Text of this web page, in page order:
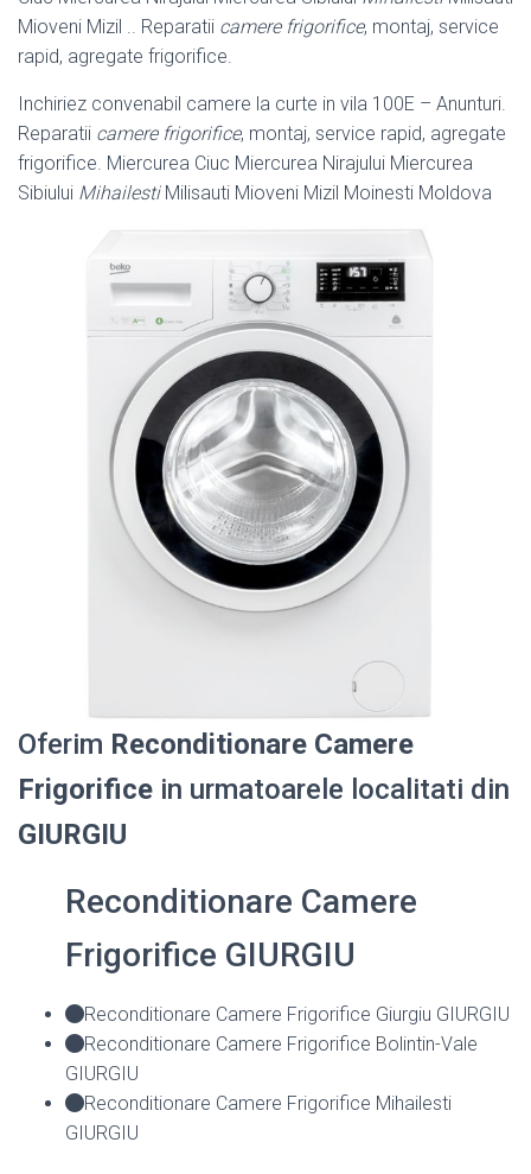
Mioveni Mizil .. Reparatii camere frigorifice, montaj, service
rapid, agregate frigorifice.
Inchiriez convenabil camere la curte in vila 100E – Anunturi.
Reparatii camere frigorifice, montaj, service rapid, agregate
frigorifice. Miercurea Ciuc Miercurea Nirajului Miercurea
Sibiului MihailestiMilisauti Mioveni Mizil Moinesti Moldova
Oferim Reconditionare Camere
Frigorifice in urmatoarele localitati din
GIURGIU
Reconditionare Camere
Frigorifice GIURGIU
Reconditionare Camere Frigorifice Giurgiu GIURGIU
Reconditionare Camere Frigorifice Bolintin-Vale
GIURGIU
Reconditionare Camere Frigorifice Mihailesti
GIURGIU